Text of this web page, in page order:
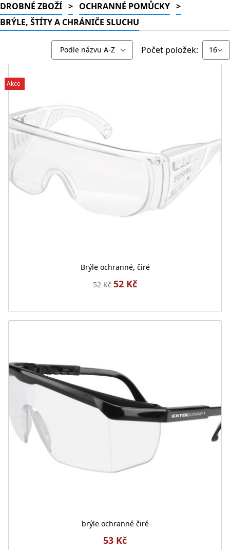
DROBNÉ ZBOŽÍ > OCHRANNÉ POMŮCKY >
BRÝLE, ŠTÍTY A CHRÁNIČE SLUCHU
Počet položek:
Akce
Brýle ochranné, čiré
52 Kč52 Kč
brýle ochranné čiré
53 Kč